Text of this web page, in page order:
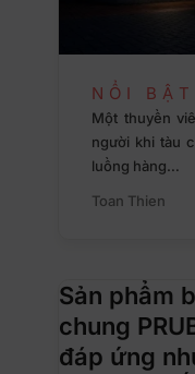
NỔI BẬT
Một thuyền
người khi tàu
luồng hàng…
Toan Thien
Sản phẩm
chung
đáp ứng